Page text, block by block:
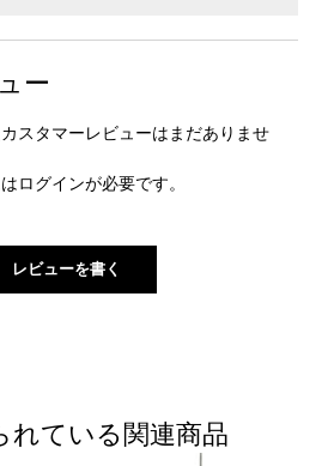
ー
スタマーレビューはまだありませ
ログインが必要です。
れている関連商品